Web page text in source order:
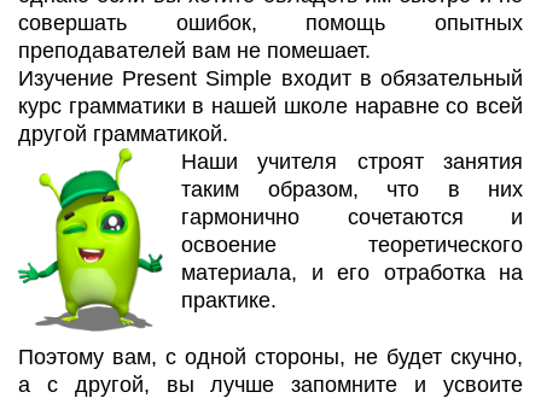
совершать ошибок, помощь опытных
преподавателей вам не помешает.
Изучение Present Simple входит в обязательный
курс грамматики в нашей школе наравне со всей
другой грамматикой.
Наши учителя строят занятия
таким образом, что в них
гармонично сочетаются и
освоение теоретического
материала, и его отработка на
практике.
Поэтому вам, с одной стороны, не будет скучно,
а с другой, вы лучше запомните и усвоите